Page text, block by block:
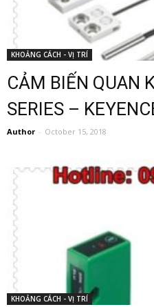
KHOẢNG CÁCH - VỊ TRÍ
CẢM BIẾN QUAN
SERIES –
Author - October 15, 2018
KHOẢNG CÁCH - VỊ TRÍ